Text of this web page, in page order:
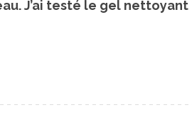
J’ai testé le gel nettoyant